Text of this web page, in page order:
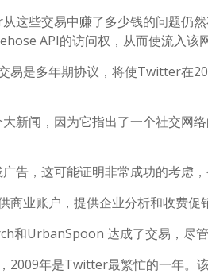
这些交易中赚了多少钱的问题仍
API的访问权，从而使流入该
易是多年期协议，将使Twitter在
新闻，因为它指出了一个社交网
告，这可能证明非常成功的考虑
商业账户，提供企业分析和收费促
和UrbanSpoon 达成了交易，尽
2009年是Twitter最繁忙的一年。